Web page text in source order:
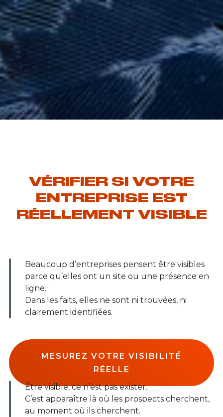
VÉRIFIER SI VOTRE
ENTREPRISE EST
RÉELLEMENT VISIBLE
Beaucoup d’entreprises pensent être visibles
parce qu’elles ont un site ou une présence en
ligne.
Dans les faits, elles ne sont ni trouvées, ni
clairement identifiées.
MESUREZ VOTRE VISIBILITÉ
RÉELLE
Être visible, ce n’est pas exister.
C’est apparaître là où les prospects cherchent,
au moment où ils cherchent.